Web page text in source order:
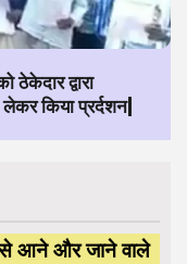
ठेकेदार द्वारा
किया प्रर्दशन|
से आने और जाने वाले